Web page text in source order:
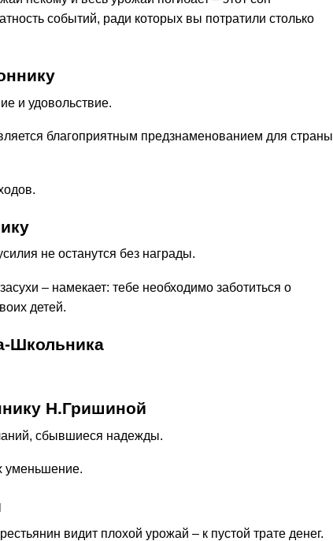
событий, ради которых вы потратили столько
и удовольствие.
благоприятным предзнаменованием для страны
не останутся без награды.
– намекает: тебе необходимо заботиться о
детей.
Школьника
Н.Гришиной
сбывшиеся надежды.
уменьшение.
видит плохой урожай – к пустой трате денег.